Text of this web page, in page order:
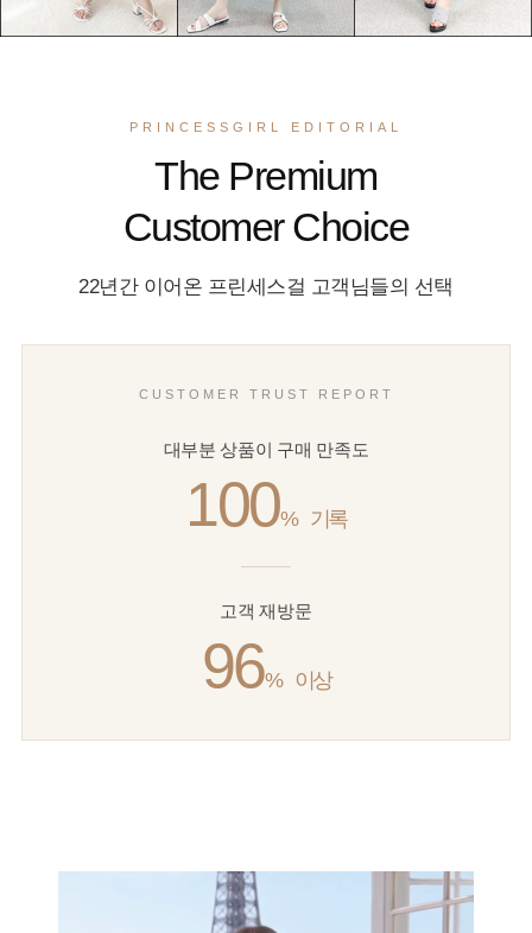
PRINCESSGIRL EDITORIAL
The Premium
Customer Choice
22년간 이어온 프린세스걸 고객님들의 선택
CUSTOMER TRUST REPORT
대부분 상품이 구매 만족도
100% 기록
고객 재방문
96% 이상